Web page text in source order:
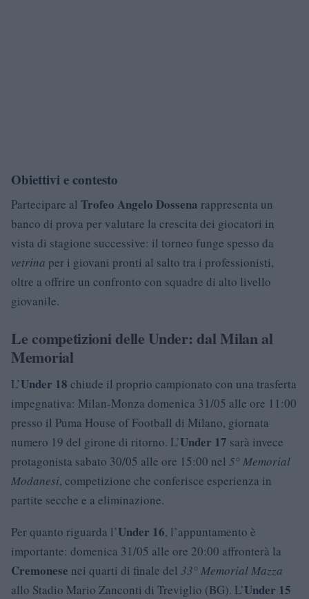
Obiettivi e contesto
Partecipare al Trofeo Angelo Dossena rappresenta un
banco di prova per valutare la crescita dei giocatori in
vista di stagione successive: il torneo funge spesso da
vetrina per i giovani pronti al salto tra i professionisti,
oltre a offrire un confronto con squadre di alto livello
giovanile.
Le competizioni delle Under: dal Milan al
Memorial
L’Under 18 chiude il proprio campionato con una trasferta
impegnativa: Milan-Monza domenica 31/05 alle ore 11:00
presso il Puma House of Football di Milano, giornata
numero 19 del girone di ritorno. L’Under 17 sarà invece
protagonista sabato 30/05 alle ore 15:00 nel 5° Memorial
Modanesi, competizione che conferisce esperienza in
partite secche e a eliminazione.
Per quanto riguarda l’Under 16, l’appuntamento è
importante: domenica 31/05 alle ore 20:00 affronterà la
Cremonese nei quarti di finale del 33° Memorial Mazza
allo Stadio Mario Zanconti di Treviglio (BG). L’Under 15